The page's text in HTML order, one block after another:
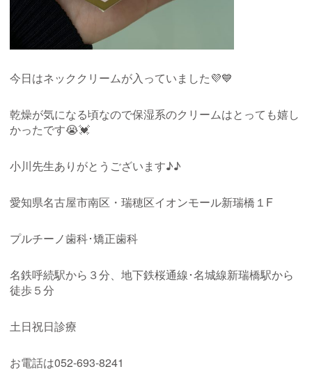
今日はネッククリームが入っていました💜💙
乾燥が気になる頃なので保湿系のクリームはとっても嬉し
かったです😭💓
小川先生ありがとうございます♪♪
愛知県名古屋市南区・瑞穂区イオンモール新瑞橋１ F
プルチーノ歯科･矯正歯科
名鉄呼続駅から３分、地下鉄桜通線･名城線新瑞橋駅から
徒歩５分
土日祝日診療
お電話は052-693-8241